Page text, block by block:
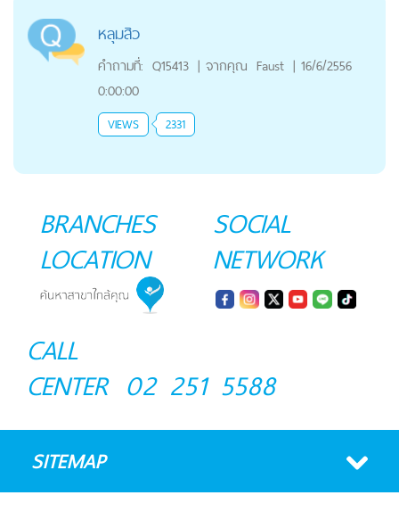
หลุมสิว
คำถามที่: Q15413 | จากคุณ Faust | 16/6/2556
0:00:00
VIEWS 2331
BRANCHES
LOCATION
SOCIAL
NETWORK
CALL
CENTER 02 251 5588
SITEMAP